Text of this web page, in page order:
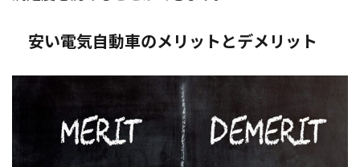
安い電気自動車のメリットとデメリット